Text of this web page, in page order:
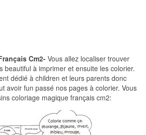
Cm2- Vous allez localiser trouver
beautiful à imprimer et ensuite les colorier.
dédié à children et leurs parents donc
avoir fun passé nos pages à colorier. Vous
coloriage magique français cm2: